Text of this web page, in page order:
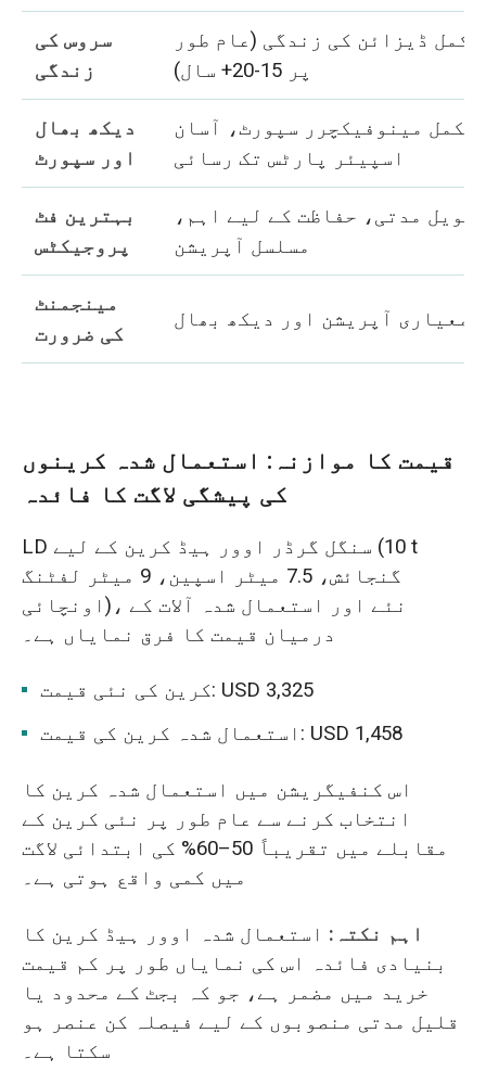
سروس کی
زندگی
مکمل ڈیزائن کی زندگی (عام طور
پر 15-20+ سال)
دیکھ بھال
اور سپورٹ
مکمل مینوفیکچرر سپورٹ، آسان
اسپیئر پارٹس تک رسائی
بہترین فٹ
پروجیکٹس
طویل مدتی، حفاظت کے لیے اہم،
مسلسل آپریشن
مینجمنٹ
کی ضرورت
معیاری آپریشن اور دیکھ بھال
قیمت کا موازنہ: استعمال شدہ کرینوں
کی پیشگی لاگت کا فائدہ
LD سنگل گرڈر اوور ہیڈ کرین کے لیے (10 t
گنجائش، 7.5 میٹر اسپین، 9 میٹر لفٹنگ
اونچائی)، نئے اور استعمال شدہ آلات کے
درمیان قیمت کا فرق نمایاں ہے۔
کرین کی نئی قیمت: USD 3,325
استعمال شدہ کرین کی قیمت: USD 1,458
اس کنفیگریشن میں استعمال شدہ کرین کا
انتخاب کرنے سے عام طور پر نئی کرین کے
مقابلے میں تقریباً 50–60% کی ابتدائی لاگت
میں کمی واقع ہوتی ہے۔
اہم نکتہ: استعمال شدہ اوور ہیڈ کرین کا
بنیادی فائدہ اس کی نمایاں طور پر کم قیمت
خرید میں مضمر ہے، جو کہ بجٹ کے محدود یا
قلیل مدتی منصوبوں کے لیے فیصلہ کن عنصر ہو
سکتا ہے۔